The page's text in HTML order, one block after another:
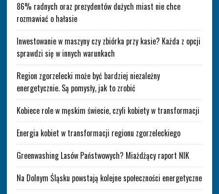
86% radnych oraz prezydentów dużych miast nie chce
rozmawiać o hałasie
Inwestowanie w maszyny czy zbiórka przy kasie? Każda z opcji
sprawdzi się w innych warunkach
Region zgorzelecki może być bardziej niezależny
energetycznie. Są pomysły, jak to zrobić
Kobiece role w męskim świecie, czyli kobiety w transformacji
Energia kobiet w transformacji regionu zgorzeleckiego
Greenwashing Lasów Państwowych? Miażdżący raport NIK
Na Dolnym Śląsku powstają kolejne społeczności energetyczne